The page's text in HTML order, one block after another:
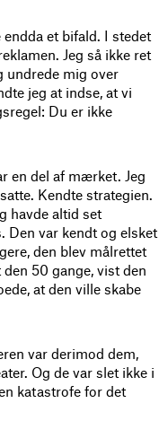
et bifald. I stedet
Jeg så ikke ret
undrede mig over
jeg at indse, at vi
Du er ikke
en del af mærket. Jeg
Kendte strategien.
havde altid set
Den var kendt og elsket
den blev målrettet
50 gange, vist den
at den ville skabe
var derimod dem,
Og de var slet ikke i
katastrofe for det